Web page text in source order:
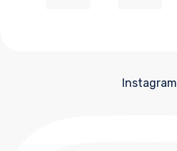
Instagram